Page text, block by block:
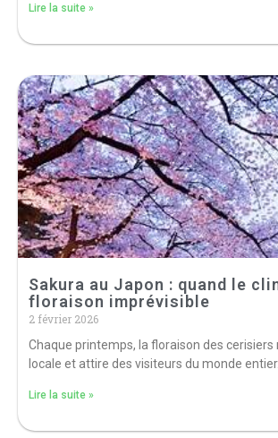
Lire la suite »
Sakura au Japon : quand le
floraison imprévisible
2 février 2026
Chaque printemps, la floraison des cerisiers
locale et attire des visiteurs du monde
Lire la suite »